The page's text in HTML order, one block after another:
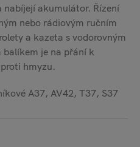
nabíjejí akumulátor. Řízení
nebo rádiovým ručním
a kazeta s vodorovným
je na přání k
hmyzu.
A37, AV42, T37, S37